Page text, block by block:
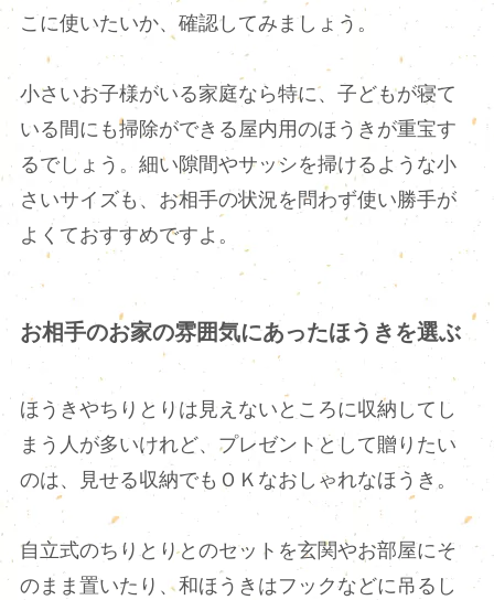
こに使いたいか、確認してみましょう。
小さいお子様がいる家庭なら特に、子どもが寝て
いる間にも掃除ができる屋内用のほうきが重宝す
るでしょう。細い隙間やサッシを掃けるような小
さいサイズも、お相手の状況を問わず使い勝手が
よくておすすめですよ。
お相手のお家の雰囲気にあったほうきを選ぶ
ほうきやちりとりは見えないところに収納してし
まう人が多いけれど、プレゼントとして贈りたい
のは、見せる収納でもＯＫなおしゃれなほうき。
自立式のちりとりとのセットを玄関やお部屋にそ
のまま置いたり、和ほうきはフックなどに吊るし